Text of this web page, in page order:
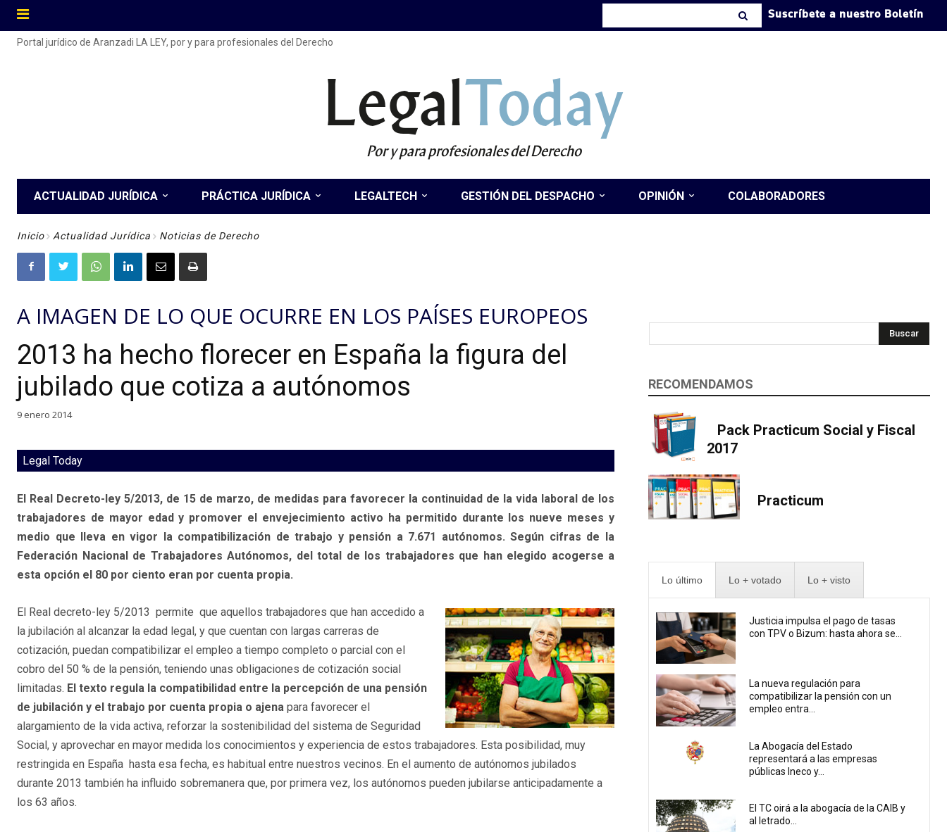
Suscríbete a nuestro Boletín
Portal jurídico de Aranzadi LA LEY, por y para profesionales del Derecho
LegalToday
Por y para profesionales del Derecho
ACTUALIDAD JURÍDICA PRÁCTICA JURÍDICA LEGALTECH GESTIÓN DEL DESPACHO OPINIÓN COLABORADORES
Inicio Actualidad Jurídica Noticias de Derecho
A IMAGEN DE LO QUE OCURRE EN LOS PAÍSES EUROPEOS
2013 ha hecho florecer en España la figura del
jubilado que cotiza a autónomos
9 enero 2014
Legal Today
El Real Decreto-ley 5/2013, de 15 de marzo, de medidas para favorecer la continuidad de la vida laboral de los
trabajadores de mayor edad y promover el envejecimiento activo ha permitido durante los nueve meses y
medio que lleva en vigor la compatibilización de trabajo y pensión a 7.671 autónomos. Según cifras de la
Federación Nacional de Trabajadores Autónomos, del total de los trabajadores que han elegido acogerse a
esta opción el 80 por ciento eran por cuenta propia.
El Real decreto-ley 5/2013 permite que aquellos trabajadores que han accedido a
la jubilación al alcanzar la edad legal, y que cuentan con largas carreras de
cotización, puedan compatibilizar el empleo a tiempo completo o parcial con el
cobro del 50 % de la pensión, teniendo unas obligaciones de cotización social
limitadas. El texto regula la compatibilidad entre la percepción de una pensión
de jubilación y el trabajo por cuenta propia o ajena para favorecer el
alargamiento de la vida activa, reforzar la sostenibilidad del sistema de Seguridad
Social, y aprovechar en mayor medida los conocimientos y experiencia de estos trabajadores. Esta posibilidad, muy
restringida en España hasta esa fecha, es habitual entre nuestros vecinos. En el aumento de autónomos jubilados
durante 2013 también ha influido sobremanera que, por primera vez, los autónomos pueden jubilarse anticipadamente a
los 63 años.
Buscar
RECOMENDAMOS
Pack Practicum Social y Fiscal
2017
Practicum
Lo último Lo + votado Lo + visto
Justicia impulsa el pago de tasas
con TPV o Bizum: hasta ahora se...
La nueva regulación para
compatibilizar la pensión con un
empleo entra...
La Abogacía del Estado
representará a las empresas
públicas Ineco y...
El TC oirá a la abogacía de la CAIB y
al letrado...